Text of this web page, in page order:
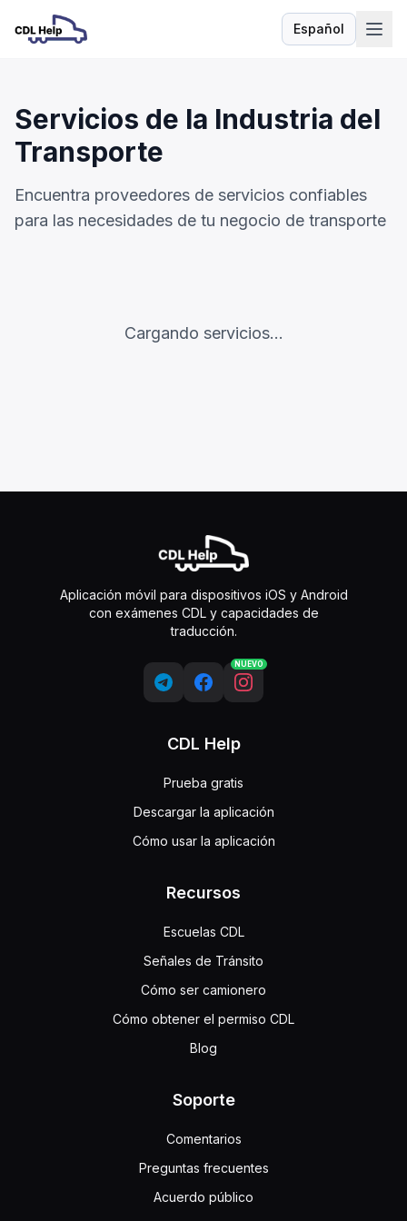
Español
Idioma
Servicios de la Industria del
Transporte
Encuentra proveedores de servicios confiables
para las necesidades de tu negocio de transporte
Cargando servicios...
Aplicación móvil para dispositivos iOS y Android
con exámenes CDL y capacidades de
traducción.
NUEVO
CDL Help
Prueba gratis
Descargar la aplicación
Cómo usar la aplicación
Recursos
Escuelas CDL
Señales de Tránsito
Cómo ser camionero
Cómo obtener el permiso CDL
Blog
Soporte
Comentarios
Preguntas frecuentes
Acuerdo público